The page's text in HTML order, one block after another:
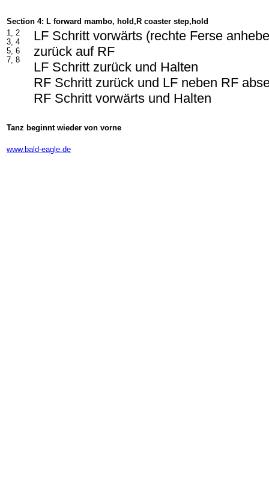
Section 4: L forward mambo, hold,R coaster step,hold
1, 2
3, 4
5, 6
7, 8
LF Schritt vorwärts (rechte Ferse
zurück auf RF
LF Schritt zurück und Halten
RF Schritt zurück und LF neben RF
RF Schritt vorwärts und Halten
Tanz beginnt wieder von vorne
www.bald-eagle.de